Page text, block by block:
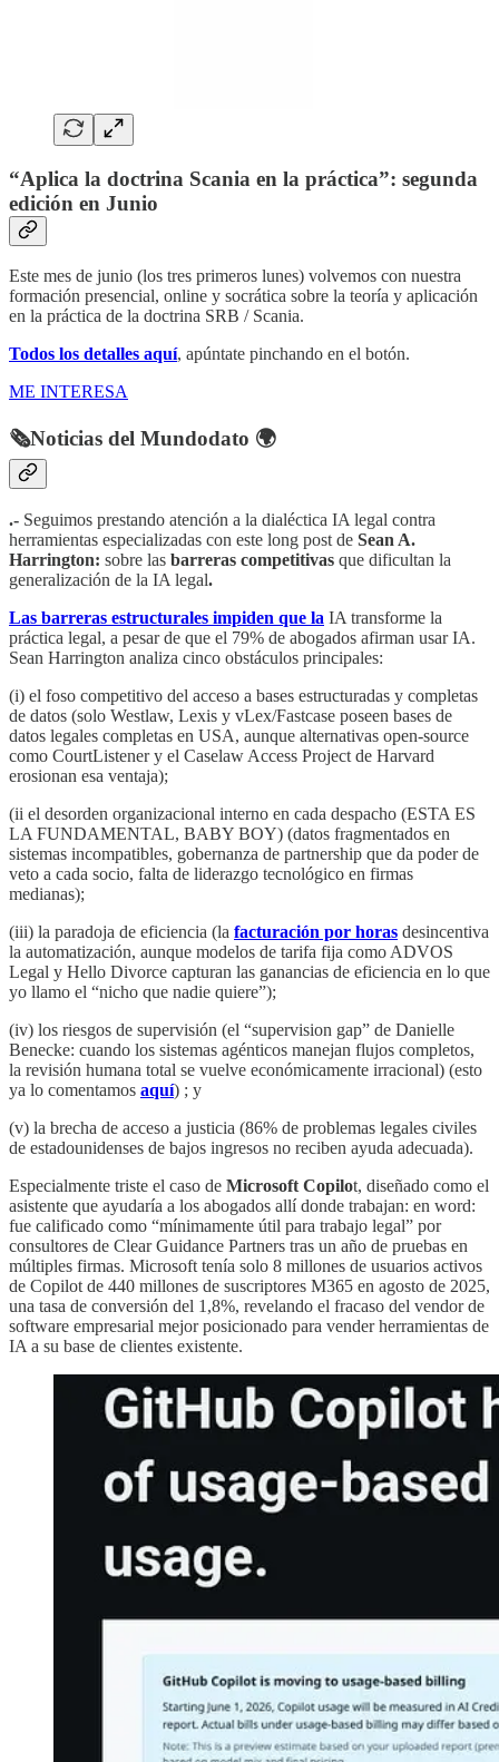
“Aplica la doctrina Scania en la práctica”: segunda
edición en Junio
Este mes de junio (los tres primeros lunes) volvemos con nuestra
formación presencial, online y socrática sobre la teoría y aplicación
en la práctica de la doctrina SRB / Scania.
Todos los detalles aquí, apúntate pinchando en el botón.
ME INTERESA
🗞️Noticias del Mundodato 🌍
.- Seguimos prestando atención a la dialéctica IA legal contra
herramientas especializadas con este long post de Sean A.
Harrington: sobre las barreras competitivas que dificultan la
generalización de la IA legal.
Las barreras estructurales impiden que la IA transforme la
práctica legal, a pesar de que el 79% de abogados afirman usar IA.
Sean Harrington analiza cinco obstáculos principales:
(i) el foso competitivo del acceso a bases estructuradas y completas
de datos (solo Westlaw, Lexis y vLex/Fastcase poseen bases de
datos legales completas en USA, aunque alternativas open-source
como CourtListener y el Caselaw Access Project de Harvard
erosionan esa ventaja);
(ii el desorden organizacional interno en cada despacho (ESTA ES
LA FUNDAMENTAL, BABY BOY) (datos fragmentados en
sistemas incompatibles, gobernanza de partnership que da poder de
veto a cada socio, falta de liderazgo tecnológico en firmas
medianas);
(iii) la paradoja de eficiencia (la facturación por horas desincentiva
la automatización, aunque modelos de tarifa fija como ADVOS
Legal y Hello Divorce capturan las ganancias de eficiencia en lo que
yo llamo el “nicho que nadie quiere”);
(iv) los riesgos de supervisión (el “supervision gap” de Danielle
Benecke: cuando los sistemas agénticos manejan flujos completos,
la revisión humana total se vuelve económicamente irracional) (esto
ya lo comentamos aquí) ; y
(v) la brecha de acceso a justicia (86% de problemas legales civiles
de estadounidenses de bajos ingresos no reciben ayuda adecuada).
Especialmente triste el caso de Microsoft Copilot, diseñado como el
asistente que ayudaría a los abogados allí donde trabajan: en word:
fue calificado como “mínimamente útil para trabajo legal” por
consultores de Clear Guidance Partners tras un año de pruebas en
múltiples firmas. Microsoft tenía solo 8 millones de usuarios activos
de Copilot de 440 millones de suscriptores M365 en agosto de 2025,
una tasa de conversión del 1,8%, revelando el fracaso del vendor de
software empresarial mejor posicionado para vender herramientas de
IA a su base de clientes existente.